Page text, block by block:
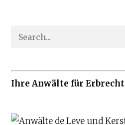
Ihre Anwälte für Erbrecht